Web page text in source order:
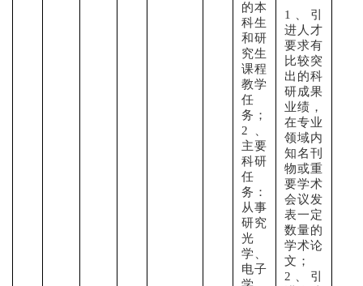
的本
科生
和研
究生
课程
教学
任
务；
2、
主要
科研
任
务：
从事
研究
光
学、
电子
1、引
进人才
要求有
比较突
出的科
研成果
业绩，
在专业
领域内
知名刊
物或重
要学术
会议发
表一定
数量的
学术论
文；
2、引